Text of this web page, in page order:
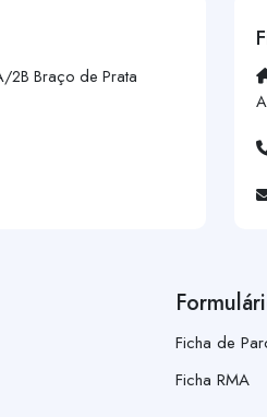
2B Braço de Prata
Ficha de
Ficha RMA